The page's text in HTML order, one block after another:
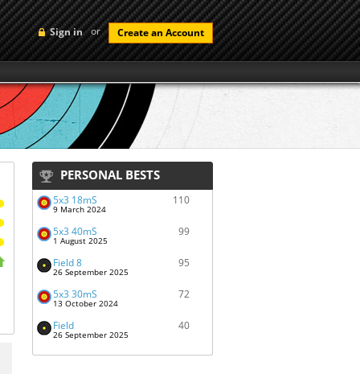
Sign in or Create an Account
PERSONAL BESTS
5x3 18mS
9 March 2024
110
5x3 40mS
1 August 2025
99
Field 8
26 September 2025
95
5x3 30mS
13 October 2024
72
Field
26 September 2025
40